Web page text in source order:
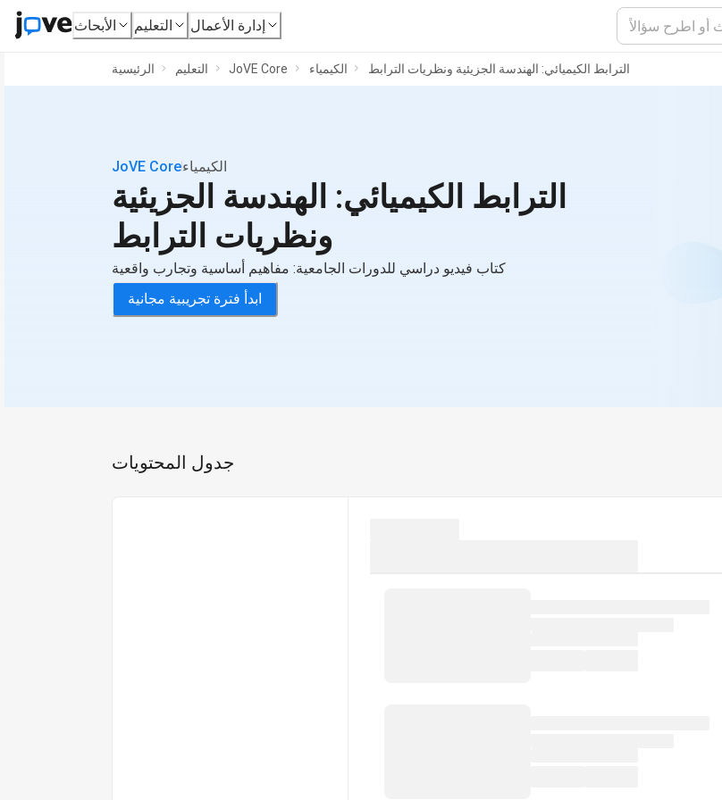
الأبحاث التعليم إدارة الأعمال
الرئيسية التعليم JoVE Core الكيمياء الترابط الكيميائي: الهندسة الجزيئية ونظريات الترابط
JoVE Coreالكيمياء
الترابط الكيميائي: الهندسة الجزيئية
ونظريات الترابط
كتاب فيديو دراسي للدورات الجامعية: مفاهيم أساسية وتجارب واقعية
ابدأ فترة تجريبية مجانية
جدول المحتويات